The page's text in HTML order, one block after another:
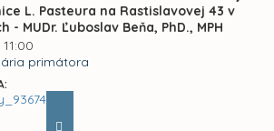
L. Pasteura na Rastislavovej 43 v
- MUDr. Ľuboslav Beňa, PhD., MPH
primátora